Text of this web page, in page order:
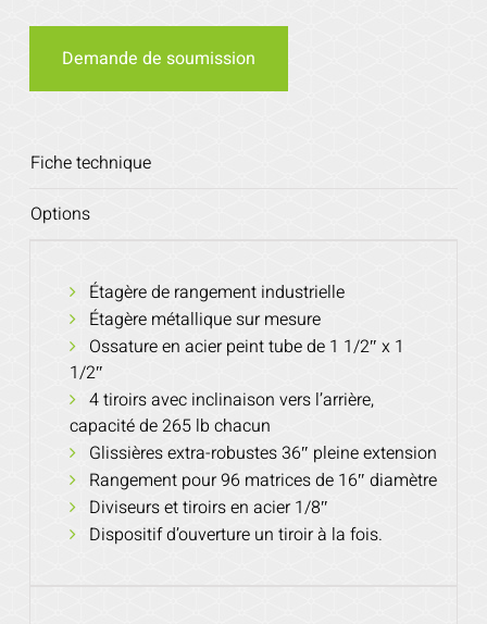
Demande de soumission
Fiche technique
Options
Étagère de rangement industrielle
Étagère métallique sur mesure
Ossature en acier peint tube de 1 1/2″ x 1
1/2″
4 tiroirs avec inclinaison vers l’arrière,
capacité de 265 lb chacun
Glissières extra-robustes 36″ pleine extension
Rangement pour 96 matrices de 16″ diamètre
Diviseurs et tiroirs en acier 1/8″
Dispositif d’ouverture un tiroir à la fois.